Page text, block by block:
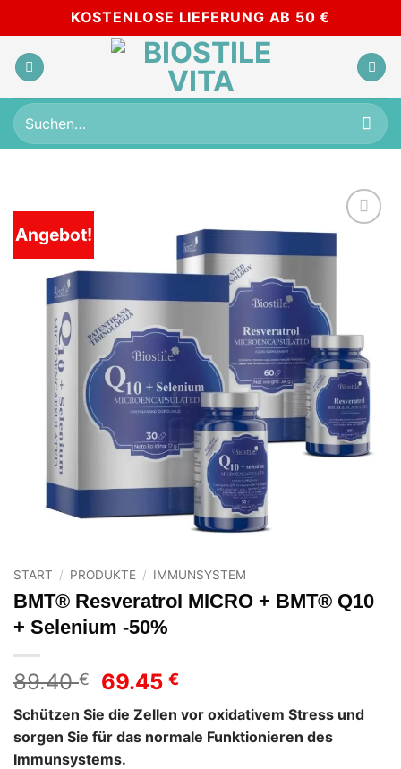
Inhalt
springen
KOSTENLOSE LIEFERUNG AB 50 €
Suchen
nach:
Angebot!
wishlist
START / PRODUKTE / IMMUNSYSTEM
BMT® Resveratrol MICRO + BMT® Q10
+ Selenium -50%
89.40€
Ursprünglicher
Preis
war:
89.40 €
69.45€Aktueller
Preis
ist:
69.45 €.
Schützen Sie die Zellen vor oxidativem Stress und
sorgen Sie für das normale Funktionieren des
Immunsystems.